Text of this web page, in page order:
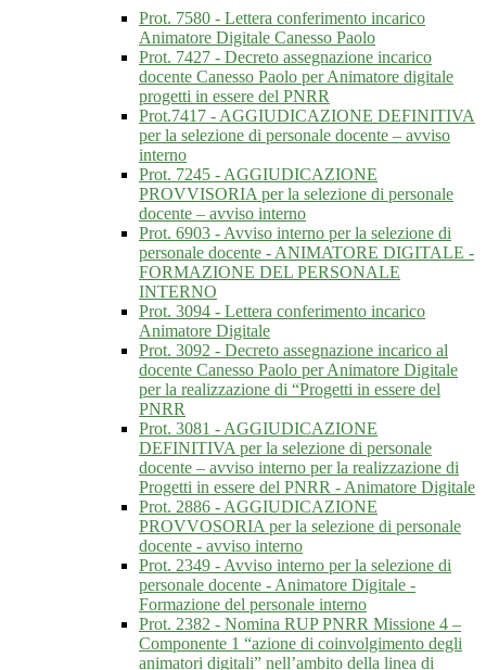
Prot. 7580 - Lettera conferimento incarico
Animatore Digitale Canesso Paolo
Prot. 7427 - Decreto assegnazione incarico
docente Canesso Paolo per Animatore digitale
progetti in essere del PNRR
Prot.7417 - AGGIUDICAZIONE DEFINITIVA
per la selezione di personale docente – avviso
interno
Prot. 7245 - AGGIUDICAZIONE
PROVVISORIA per la selezione di personale
docente – avviso interno
Prot. 6903 - Avviso interno per la selezione di
personale docente - ANIMATORE DIGITALE -
FORMAZIONE DEL PERSONALE
INTERNO
Prot. 3094 - Lettera conferimento incarico
Animatore Digitale
Prot. 3092 - Decreto assegnazione incarico al
docente Canesso Paolo per Animatore Digitale
per la realizzazione di “Progetti in essere del
PNRR
Prot. 3081 - AGGIUDICAZIONE
DEFINITIVA per la selezione di personale
docente – avviso interno per la realizzazione di
Progetti in essere del PNRR - Animatore Digitale
Prot. 2886 - AGGIUDICAZIONE
PROVVOSORIA per la selezione di personale
docente - avviso interno
Prot. 2349 - Avviso interno per la selezione di
personale docente - Animatore Digitale -
Formazione del personale interno
Prot. 2382 - Nomina RUP PNRR Missione 4 –
Componente 1 “azione di coinvolgimento degli
animatori digitali” nell’ambito della linea di